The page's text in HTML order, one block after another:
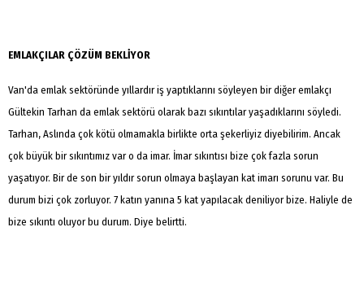
EMLAKÇILAR ÇÖZÜM BEKLİYOR
Van'da emlak sektöründe yıllardır iş yaptıklarını söyleyen bir diğer emlakçı
Gültekin Tarhan da emlak sektörü olarak bazı sıkıntılar yaşadıklarını söyledi.
Tarhan, Aslında çok kötü olmamakla birlikte orta şekerliyiz diyebilirim. Ancak
çok büyük bir sıkıntımız var o da imar. İmar sıkıntısı bize çok fazla sorun
yaşatıyor. Bir de son bir yıldır sorun olmaya başlayan kat imarı sorunu var. Bu
durum bizi çok zorluyor. 7 katın yanına 5 kat yapılacak deniliyor bize. Haliyle de
bize sıkıntı oluyor bu durum. Diye belirtti.
Arama
Popüler
Ağrı
Doğubayazıt